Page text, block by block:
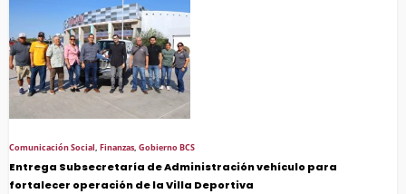
Comunicación Social, Finanzas, Gobierno BCS
Entrega Subsecretaría de Administración vehículo para
fortalecer operación de la Villa Deportiva